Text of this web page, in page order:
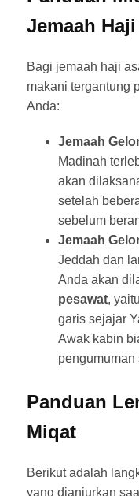
Jemaah
Bagi jemaah haji
makani tergantung
Anda:
Jemaah
Madinah
akan
setelah
sebelum
Jemaah
Jeddah dan
Anda akan
pesawat,
garis sejajar
Awak kabin
pengumuman
Panduan
Miqat
Berikut adalah
yang dianjurkan